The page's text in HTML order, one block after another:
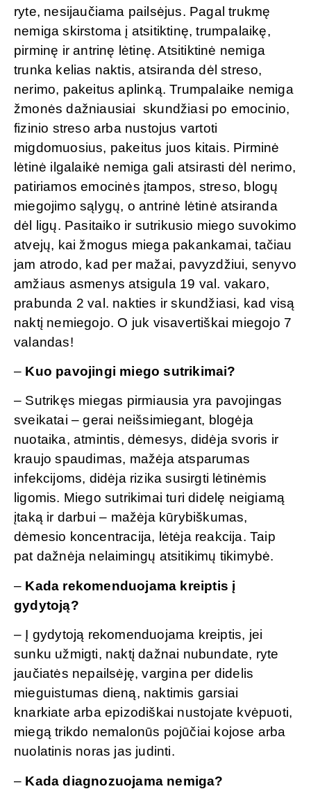
ryte, nesijaučiama pailsėjus. Pagal trukmę
nemiga skirstoma į atsitiktinę, trumpalaikę,
pirminę ir antrinę lėtinę. Atsitiktinė nemiga
trunka kelias naktis, atsiranda dėl streso,
nerimo, pakeitus aplinką. Trumpalaike nemiga
žmonės dažniausiai skundžiasi po emocinio,
fizinio streso arba nustojus vartoti
migdomuosius, pakeitus juos kitais. Pirminė
lėtinė ilgalaikė nemiga gali atsirasti dėl nerimo,
patiriamos emocinės įtampos, streso, blogų
miegojimo sąlygų, o antrinė lėtinė atsiranda
dėl ligų. Pasitaiko ir sutrikusio miego suvokimo
atvejų, kai žmogus miega pakankamai, tačiau
jam atrodo, kad per mažai, pavyzdžiui, senyvo
amžiaus asmenys atsigula 19 val. vakaro,
prabunda 2 val. nakties ir skundžiasi, kad visą
naktį nemiegojo. O juk visavertiškai miegojo 7
valandas!
– Kuo pavojingi miego sutrikimai?
– Sutrikęs miegas pirmiausia yra pavojingas
sveikatai – gerai neišsimiegant, blogėja
nuotaika, atmintis, dėmesys, didėja svoris ir
kraujo spaudimas, mažėja atsparumas
infekcijoms, didėja rizika susirgti lėtinėmis
ligomis. Miego sutrikimai turi didelę neigiamą
įtaką ir darbui – mažėja kūrybiškumas,
dėmesio koncentracija, lėtėja reakcija. Taip
pat dažnėja nelaimingų atsitikimų tikimybė.
– Kada rekomenduojama kreiptis į
gydytoją?
– Į gydytoją rekomenduojama kreiptis, jei
sunku užmigti, naktį dažnai nubundate, ryte
jaučiatės nepailsėję, vargina per didelis
mieguistumas dieną, naktimis garsiai
knarkiate arba epizodiškai nustojate kvėpuoti,
miegą trikdo nemalonūs pojūčiai kojose arba
nuolatinis noras jas judinti.
– Kada diagnozuojama nemiga?